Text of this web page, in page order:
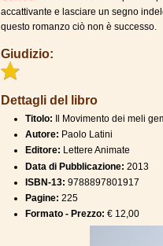
accattivante e lasciare un segno
questo romanzo ciò non è successo.
Giudizio:
Dettagli del libro
Titolo: Il Movimento dei meli
Autore: Paolo Latini
Editore: Lettere Animate
Data di Pubblicazione: 2013
ISBN-13: 9788897801917
Pagine: 225
Formato - Prezzo: € 12,00